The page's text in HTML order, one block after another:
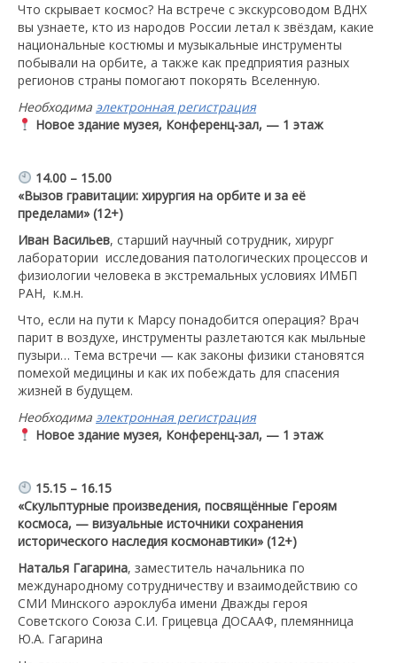
Что скрывает космос? На встрече с экскурсоводом ВДНХ
вы узнаете, кто из народов России летал к звёздам, какие
национальные костюмы и музыкальные инструменты
побывали на орбите, а также как предприятия разных
регионов страны помогают покорять Вселенную.
Необходима электронная регистрация
Новое здание музея, Конференц-зал, — 1 этаж
14.00 – 15.00
«Вызов гравитации: хирургия на орбите и за её
пределами» (12+)
Иван Васильев, старший научный сотрудник, хирург
лаборатории исследования патологических процессов и
физиологии человека в экстремальных условиях ИМБП
РАН, к.м.н.
Что, если на пути к Марсу понадобится операция? Врач
парит в воздухе, инструменты разлетаются как мыльные
пузыри… Тема встречи — как законы физики становятся
помехой медицины и как их побеждать для спасения
жизней в будущем.
Необходима электронная регистрация
Новое здание музея, Конференц-зал, — 1 этаж
15.15 – 16.15
«Скульптурные произведения, посвящённые Героям
космоса, — визуальные источники сохранения
исторического наследия космонавтики» (12+)
Наталья Гагарина, заместитель начальника по
международному сотрудничеству и взаимодействию со
СМИ Минского аэроклуба имени Дважды героя
Советского Союза С.И. Грицевца ДОСААФ, племянница
Ю.А. Гагарина